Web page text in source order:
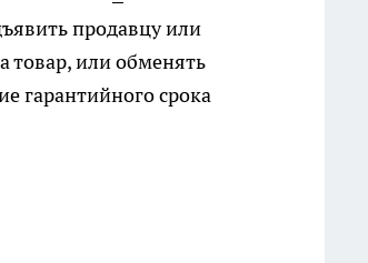
продавцу или
товар, или обменять
гарантийного срока